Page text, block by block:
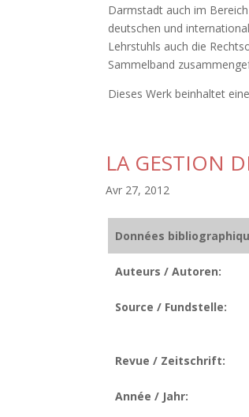
Darmstadt auch im
deutschen und
Lehrstuhls auch die
Sammelband
Dieses Werk beinhaltet
LA GESTION
Avr 27, 2012
Données
Auteurs / Autoren:
Source / Fundstelle:
Revue / Zeitschrift:
Année / Jahr: